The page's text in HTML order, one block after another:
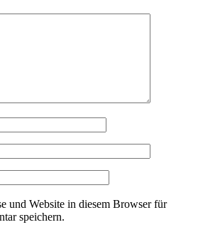
und Website in diesem Browser für
speichern.